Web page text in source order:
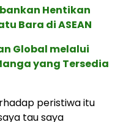
Hentikan
Bara di ASEAN
Global melalui
yang Tersedia
peristiwa itu
tau saya